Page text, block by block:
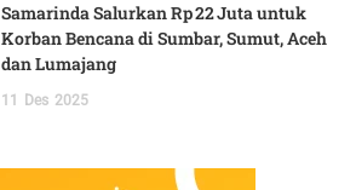
Samarinda Salurkan Rp 22 Juta untuk
Korban Bencana di Sumbar, Sumut, Aceh
dan Lumajang
11 Des 2025